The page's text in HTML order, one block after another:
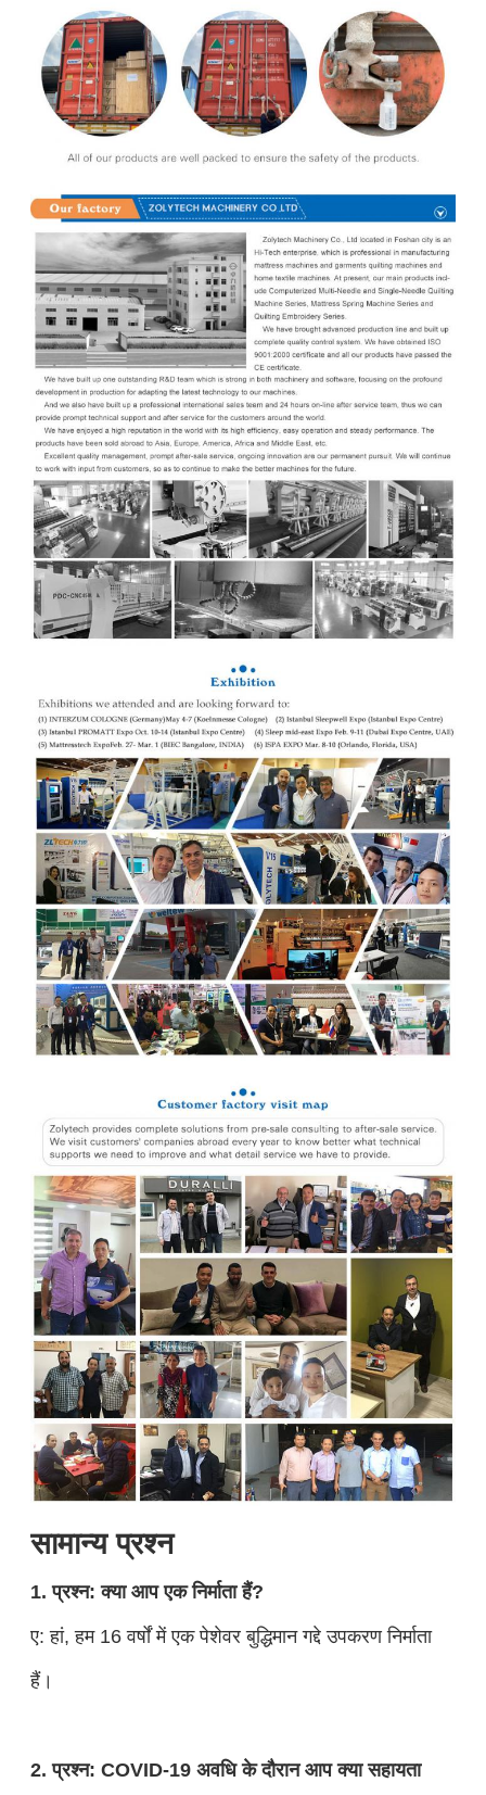
सामान्य प्रश्न
1. प्रश्न: क्या आप एक निर्माता हैं?
ए: हां, हम 16 वर्षों में एक पेशेवर बुद्धिमान गद्दे उपकरण निर्माता
हैं।
2. प्रश्न: COVID-19 अवधि के दौरान आप क्या सहायता